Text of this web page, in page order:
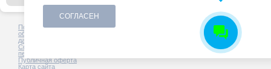
Политика в отношении
обработки персональных
данных
Согласие на обработку
персональных данных
Публичная оферта
Карта сайта
Создание сайта - HCube
СОГЛАСЕН